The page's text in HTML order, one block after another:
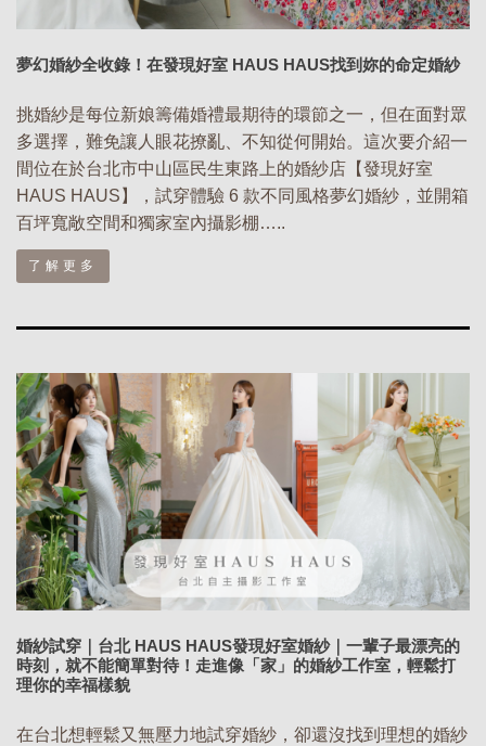
夢幻婚紗全收錄！在發現好室 HAUS HAUS找到妳的命定婚紗
挑婚紗是每位新娘籌備婚禮最期待的環節之一，但在面對眾
多選擇，難免讓人眼花撩亂、不知從何開始。這次要介紹一
間位在於台北市中山區民生東路上的婚紗店【發現好室
HAUS HAUS】，試穿體驗 6 款不同風格夢幻婚紗，並開箱
百坪寬敞空間和獨家室內攝影棚…..
了解更多
婚紗試穿｜台北 HAUS HAUS發現好室婚紗｜一輩子最漂亮的
時刻，就不能簡單對待！走進像「家」的婚紗工作室，輕鬆打
理你的幸福樣貌
在台北想輕鬆又無壓力地試穿婚紗，卻還沒找到理想的婚紗